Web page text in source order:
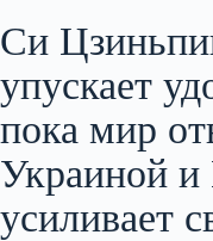
Си
упускает
пока мир
Украиной и
усиливает